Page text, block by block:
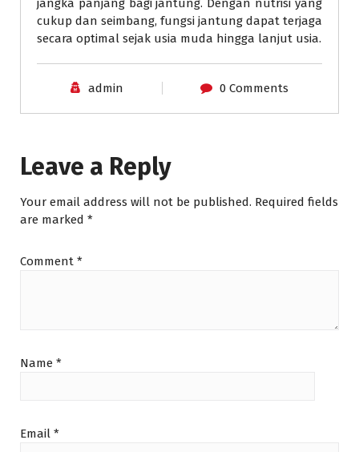
jangka panjang bagi jantung. Dengan nutrisi yang
cukup dan seimbang, fungsi jantung dapat terjaga
secara optimal sejak usia muda hingga lanjut usia.
admin 0 Comments
Leave a Reply
Your email address will not be published. Required fields
are marked *
Comment *
Name *
Email *